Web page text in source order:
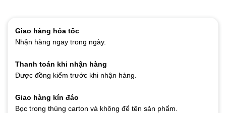
Giao hàng hỏa tốc
Nhận hàng ngay trong ngày.
Thanh toán khi nhận hàng
Được đồng kiểm trước khi nhận hàng.
Giao hàng kín đáo
Bọc trong thùng carton và không để tên sản phẩm.